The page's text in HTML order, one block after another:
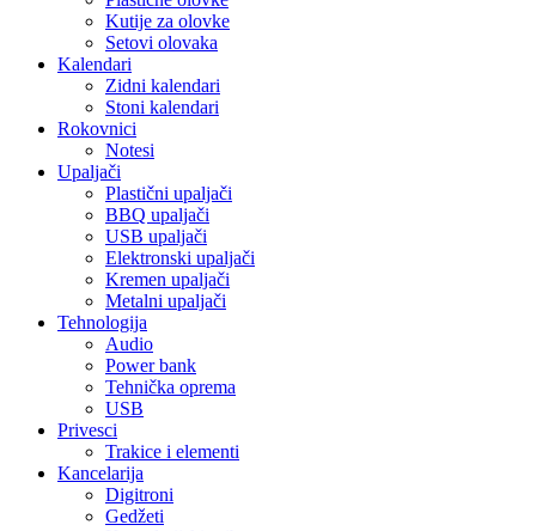
Kutije za olovke
Setovi olovaka
Kalendari
Zidni kalendari
Stoni kalendari
Rokovnici
Notesi
Upaljači
Plastični upaljači
BBQ upaljači
USB upaljači
Elektronski upaljači
Kremen upaljači
Metalni upaljači
Tehnologija
Audio
Power bank
Tehnička oprema
USB
Privesci
Trakice i elementi
Kancelarija
Digitroni
Gedžeti